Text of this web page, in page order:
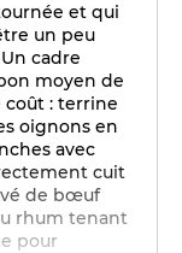
et qui
un peu
cadre
moyen de
coût : terrine
oignons en
avec
cuit
de bœuf
rhum tenant
pour